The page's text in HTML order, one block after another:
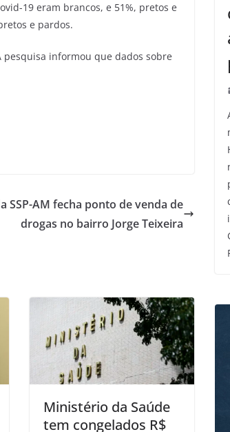
19 eram brancos, e 51%, pretos e
e pardos.
pesquisa informou que dados sobre
SSP-AM fecha ponto de venda de
drogas no bairro Jorge Teixeira
Ministério da Saúde
tem congelados R$